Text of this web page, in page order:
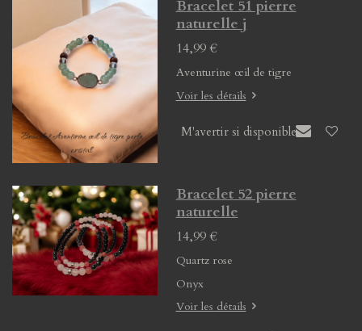
Bracelet 51 pierre
naturelle j
14,99 €
Aventurine œil de tigre
Voir les détails
M'avertir si disponible
Bracelet 52 pierre
naturelle
14,99 €
Quartz rose
Onyx
Voir les détails